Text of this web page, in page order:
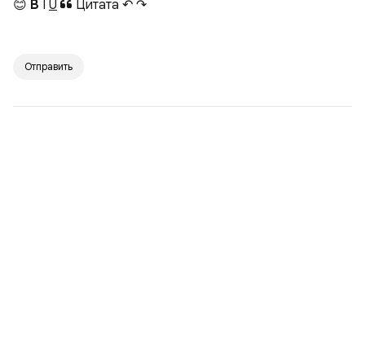
😊 B I U Цитата ↶ ↷
Отправить